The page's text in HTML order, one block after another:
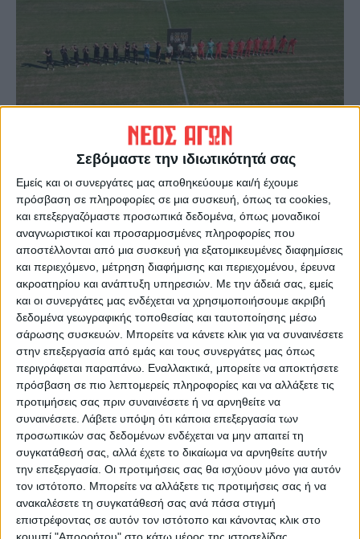
Σεβόμαστε την ιδιωτικότητά σας
Εμείς και οι συνεργάτες μας αποθηκεύουμε και/ή έχουμε
πρόσβαση σε πληροφορίες σε μια συσκευή, όπως τα cookies,
και επεξεργαζόμαστε προσωπικά δεδομένα, όπως μοναδικοί
αναγνωριστικοί και προσαρμοσμένες πληροφορίες που
αποστέλλονται από μια συσκευή για εξατομικευμένες διαφημίσεις
και περιεχόμενο, μέτρηση διαφήμισης και περιεχομένου, έρευνα
ακροατηρίου και ανάπτυξη υπηρεσιών. Με την άδειά σας, εμείς
και οι συνεργάτες μας ενδέχεται να χρησιμοποιήσουμε ακριβή
δεδομένα γεωγραφικής τοποθεσίας και ταυτοποίησης μέσω
σάρωσης συσκευών. Μπορείτε να κάνετε κλικ για να συναινέσετε
στην επεξεργασία από εμάς και τους συνεργάτες μας όπως
περιγράφεται παραπάνω. Εναλλακτικά, μπορείτε να αποκτήσετε
πρόσβαση σε πιο λεπτομερείς πληροφορίες και να αλλάξετε τις
προτιμήσεις σας πριν συναινέσετε ή να αρνηθείτε να
συναινέσετε. Λάβετε υπόψη ότι κάποια επεξεργασία των
προσωπικών σας δεδομένων ενδέχεται να μην απαιτεί τη
συγκατάθεσή σας, αλλά έχετε το δικαίωμα να αρνηθείτε αυτήν
την επεξεργασία. Οι προτιμήσεις σας θα ισχύουν μόνο για αυτόν
τον ιστότοπο. Μπορείτε να αλλάξετε τις προτιμήσεις σας ή να
ανακαλέσετε τη συγκατάθεσή σας ανά πάσα στιγμή
επιστρέφοντας σε αυτόν τον ιστότοπο και κάνοντας κλικ στο
Οι δύο ομάδες χαιρετούν τους φιλάθλους…
8‘ το πρώτο καλό σουτ από πλευράς
Βέροιας με τον Γαβριηλίδη που έφυγε
άουτ…
• Πιο δυνατά μπήκε η γηπεδούχος ομάδα σ’
αυτά τα πρώτα λεπτά της αναμέτρησης…
14′Σέντρα του Μπαϊντού, ο Μπλέτσας
προσπάθησε να μπει στην πορεία της
μπάλας, αλλά δεν τα κατάφερε και χάθηκε η
ευκαιρία για τη Βέροια.
• Ενώ κοντεύουμε στο πρώτο εικοσάλεπτο
οι γηπεδούχοι είναι αυτοί που έχουν την
πρωτοβουλία των κινήσεων και την
κυκλοφορία της μπάλας, με την Αναγέννηση